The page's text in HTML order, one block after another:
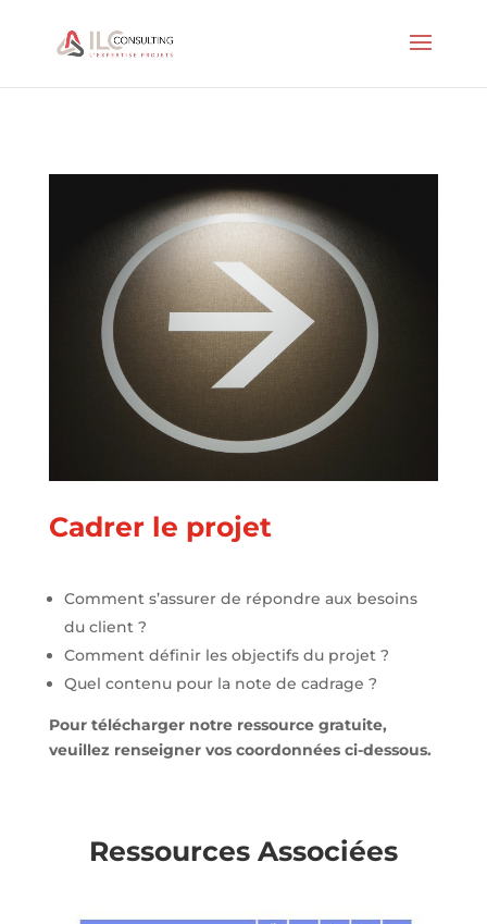
Cadrer le projet
Comment s’assurer de répondre aux besoins
du client ?
Comment définir les objectifs du projet ?
Quel contenu pour la note de cadrage ?
Pour télécharger notre ressource gratuite,
veuillez renseigner vos coordonnées ci-dessous.
Ressources Associées